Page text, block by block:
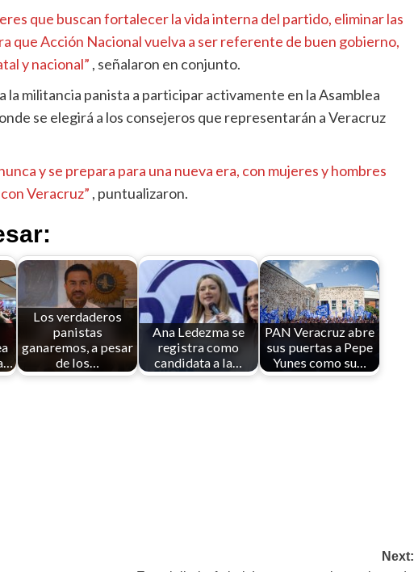
que buscan fortalecer la vida interna del partido, eliminar las
que Acción Nacional vuelva a ser referente de buen gobierno,
y nacional” , señalaron en conjunto.
la militancia panista a participar activamente en la Asamblea
se elegirá a los consejeros que representarán a Veracruz
y se prepara para una nueva era, con mujeres y hombres
Veracruz” , puntualizaron.
Los verdaderos
panistas
ganaremos, a pesar
de los…
Ana Ledezma se
registra como
candidata a la…
PAN Veracruz abre
sus puertas a Pepe
Yunes como su…
Next: